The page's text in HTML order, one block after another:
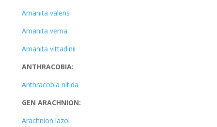
Amanita valens
Amanita verna
Amanita vittadinii
ANTHRACOBIA:
Anthracobia nitida
GEN ARACHNION:
Arachnion lazoi